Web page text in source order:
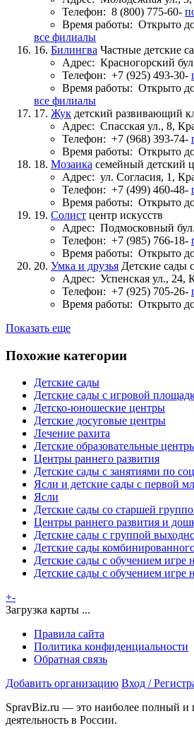
Телефон: 8 (800) 775-60-
Время работы: Открыто
все филиалы
16. Билингва Частные детские
Адрес: Красногорский
Телефон: +7 (925) 493-30-
Время работы: Открыто
все филиалы
17. Жук детский развивающий
Адрес: Спасская ул., 8,
Телефон: +7 (968) 393-74-
Время работы: Открыто
18. Мозаика семейный детский
Адрес: ул. Согласия, 1,
Телефон: +7 (499) 460-48-
Время работы: Открыто
19. Солист центр искусств
Адрес: Подмосковный
Телефон: +7 (985) 766-18-
Время работы: Открыто
20. Умка и друзья Детские сады
Адрес: Успенская ул., 24,
Телефон: +7 (925) 705-26-
Время работы: Открыто
Показать еще
Похожие категории
Детские сады
Детские сады с игровой
Детско-юношеские центры
Детские досуговые центры
Лечение рахита
Детские образовательные
Центры раннего развития
Детские сады с занятиями по
Ясли и детские сады с первой
Ясли
Детские сады со старшей
Центры раннего развития и
Детские сады с группой
Детские сады
Детские сады с обучением игре
Детские сады с обучением игре
+-
Загрузка карты ...
Правила сайта
Политика конфиденциальности
Обратная связь
Добавить организацию Вход /
SpravBiz.ru — это наиболее полный и
деятельность в России.